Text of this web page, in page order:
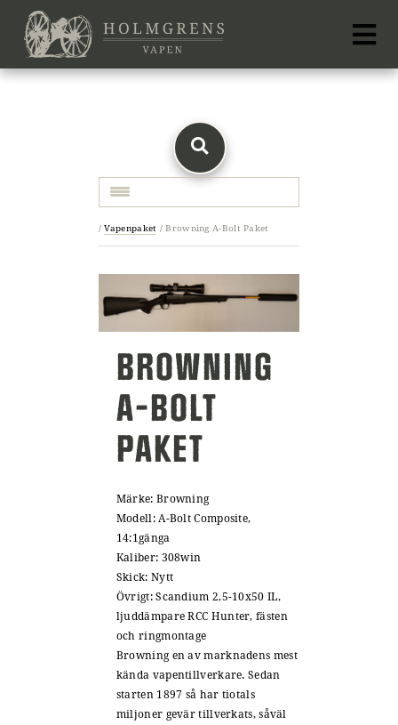
/ Vapenpaket / Browning A-Bolt Paket
BROWNING
A-BOLT
PAKET
Märke: Browning
Modell: A-Bolt Composite,
14:1gänga
Kaliber: 308win
Skick: Nytt
Övrigt: Scandium 2,5-10x50 IL,
ljuddämpare RCC Hunter, fästen
och ringmontage
Browning en av marknadens mest
kända vapentillverkare. Sedan
starten 1897 så har tiotals
miljoner gevär tillverkats, såväl